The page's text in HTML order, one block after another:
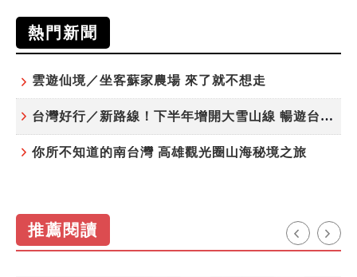
熱門新聞
雲遊仙境／坐客蘇家農場 來了就不想走
台灣好行／新路線！下半年增開大雪山線 暢遊台中更便利
你所不知道的南台灣 高雄觀光圈山海秘境之旅
推薦閱讀